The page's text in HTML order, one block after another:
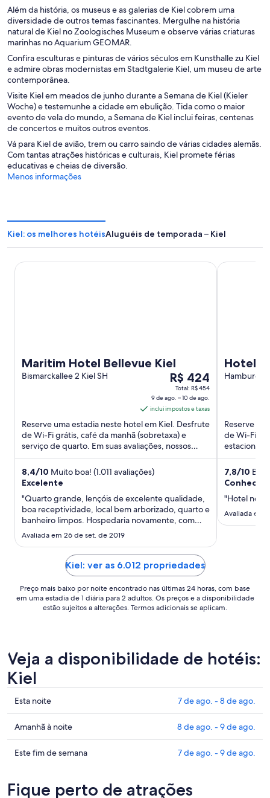
Além da história, os museus e as galerias de Kiel cobrem uma
diversidade de outros temas fascinantes. Mergulhe na história
natural de Kiel no Zoologisches Museum e observe várias criaturas
marinhas no Aquarium GEOMAR.
Confira esculturas e pinturas de vários séculos em Kunsthalle zu Kiel
e admire obras modernistas em Stadtgalerie Kiel, um museu de arte
contemporânea.
Visite Kiel em meados de junho durante a Semana de Kiel (Kieler
Woche) e testemunhe a cidade em ebulição. Tida como o maior
evento de vela do mundo, a Semana de Kiel inclui feiras, centenas
de concertos e muitos outros eventos.
Vá para Kiel de avião, trem ou carro saindo de várias cidades alemãs.
Com tantas atrações históricas e culturais, Kiel promete férias
educativas e cheias de diversão.
Menos informações
Kiel: os melhores hotéisAluguéis de temporada – Kiel
Maritim Hotel Bellevue Kiel
Bismarckallee 2 Kiel SH
O
preço
é
de
R$ 424
por
diária
de
9
de
a
10
de
ago..
R$ 424
Total: R$ 454
9 de ago. – 10 de ago.
inclui impostos e taxas
Reserve uma estadia neste hotel em Kiel. Desfrute
de Wi-Fi grátis, café da manhã (sobretaxa) e
serviço de quarto. Em suas avaliações, nossos
hóspedes elogiam ...
8,4/10 Muito boa! (1.011 avaliações)
Excelente
"Quarto grande, lençóis de excelente qualidade,
boa receptividade, local bem arborizado, quarto e
banheiro limpos. Hospedaria novamente, com
certeza!"
Avaliada em 26 de set. de 2019
Maritim Hotel Bellevue Kiel
Hotel
Hamburger
Reserve
de Wi-Fi
Atrações
7,8/10
"Hotel
Avaliada em
Hotel Kiel
Kiel: ver as 6.012 propriedades
Preço mais baixo por noite encontrado nas últimas 24 horas, com base
em uma estadia de 1 diária para 2 adultos. Os preços e a disponibilidade
estão sujeitos a alterações. Termos adicionais se aplicam.
Veja a disponibilidade de hotéis:
Kiel
Confira
os
preços
em
Kiel
noite,
Esta noite 7 de ago. - 8 de ago.
Confira
os
preços
para
Amanhã à noite 8 de ago. - 9 de ago.
Confira
em
Este fim de semana 7 de ago. - 9 de ago.
Fique perto de atrações